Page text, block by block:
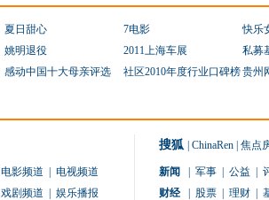
夏日甜心 7电影
快乐
姚明退役 2011上海车展
私募
感动中国十大母亲评选 社区2010年度行业口碑榜贵州
电影频道
电视频道
戏剧频道
娱乐播报
搜狐 ChinaRen 焦点
新闻 军事 公益
财经
股票 理财